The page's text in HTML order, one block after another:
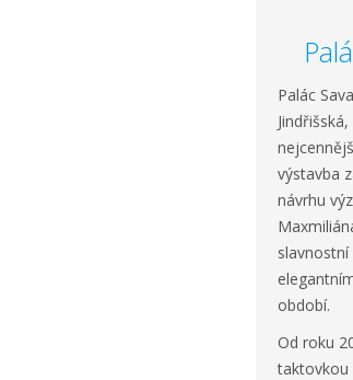
Palác
výstavba
návrhu
období.
Od roku
taktovkou